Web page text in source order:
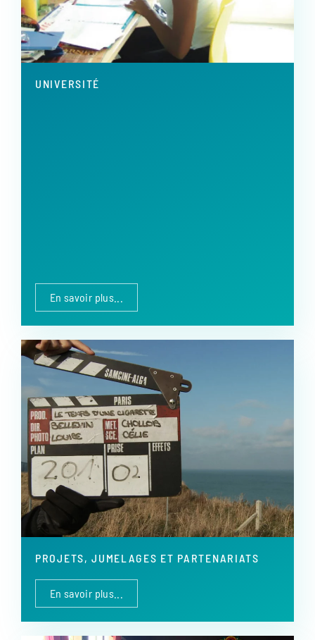
UNIVERSITÉ
En savoir plus...
PROJETS, JUMELAGES ET PARTENARIATS
En savoir plus...